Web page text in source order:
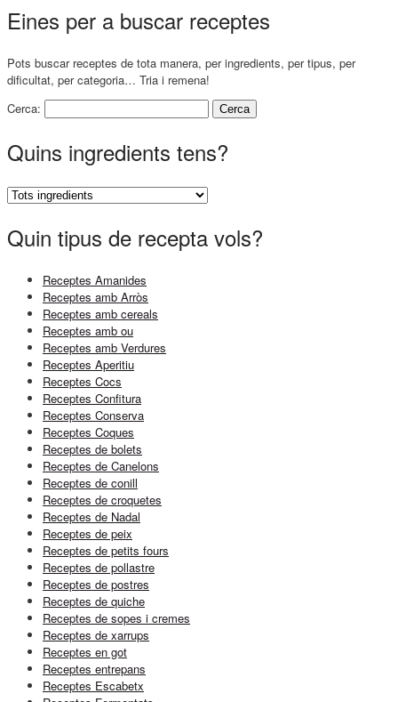
Eines per a buscar receptes
Pots buscar receptes de tota manera, per ingredients, per tipus, per
dificultat, per categoria… Tria i remena!
Cerca:
Quins ingredients tens?
Quin tipus de recepta vols?
Receptes Amanides
Receptes amb Arròs
Receptes amb cereals
Receptes amb ou
Receptes amb Verdures
Receptes Aperitiu
Receptes Cocs
Receptes Confitura
Receptes Conserva
Receptes Coques
Receptes de bolets
Receptes de Canelons
Receptes de conill
Receptes de croquetes
Receptes de Nadal
Receptes de peix
Receptes de petits fours
Receptes de pollastre
Receptes de postres
Receptes de quiche
Receptes de sopes i cremes
Receptes de xarrups
Receptes en got
Receptes entrepans
Receptes Escabetx